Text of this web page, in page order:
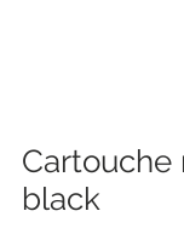
Cartouche
black